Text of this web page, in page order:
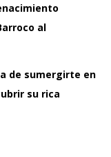
al
de sumergirte en
su rica